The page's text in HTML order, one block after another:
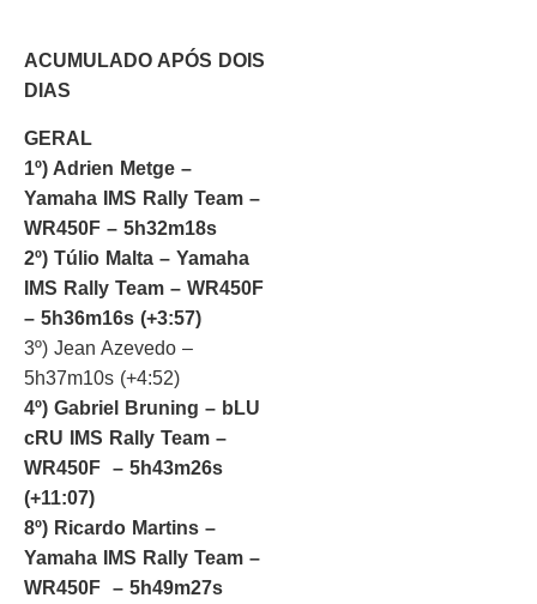
ACUMULADO APÓS DOIS
DIAS
GERAL
1º) Adrien Metge –
Yamaha IMS Rally Team –
WR450F – 5h32m18s
2º) Túlio Malta – Yamaha
IMS Rally Team – WR450F
– 5h36m16s (+3:57)
3º) Jean Azevedo –
5h37m10s (+4:52)
4º) Gabriel Bruning – bLU
cRU IMS Rally Team –
WR450F – 5h43m26s
(+11:07)
8º) Ricardo Martins –
Yamaha IMS Rally Team –
WR450F – 5h49m27s